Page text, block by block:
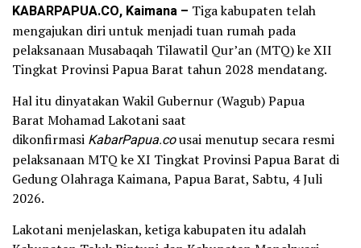
KABARPAPUA.CO, Kaimana – Tiga kabupaten telah
mengajukan diri untuk menjadi tuan rumah pada
pelaksanaan Musabaqah Tilawatil Qur’an (MTQ) ke XII
Tingkat Provinsi Papua Barat tahun 2028 mendatang.
Hal itu dinyatakan Wakil Gubernur (Wagub) Papua
Barat Mohamad Lakotani saat
dikonfirmasi KabarPapua.cousai menutup secara resmi
pelaksanaan MTQ ke XI Tingkat Provinsi Papua Barat di
Gedung Olahraga Kaimana, Papua Barat, Sabtu, 4 Juli
2026.
Lakotani menjelaskan, ketiga kabupaten itu adalah